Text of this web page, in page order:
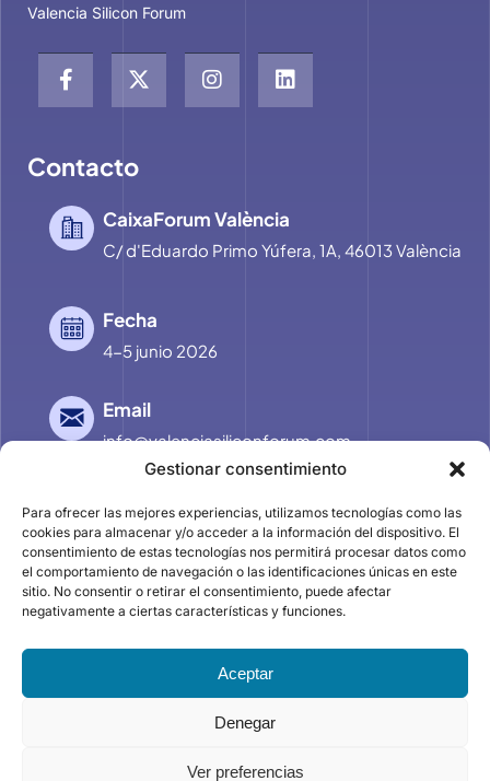
Gestionar consentimiento
Para ofrecer las mejores experiencias, utilizamos tecnologías como las
cookies para almacenar y/o acceder a la información del dispositivo. El
consentimiento de estas tecnologías nos permitirá procesar datos como
el comportamiento de navegación o las identificaciones únicas en este
sitio. No consentir o retirar el consentimiento, puede afectar
negativamente a ciertas características y funciones.
Aceptar
Denegar
Ver preferencias
Valencia Silicon Forum
Contacto
CaixaForum València
C/ d'Eduardo Primo Yúfera, 1A, 46013 València
Fecha
4-5 junio 2026
Email
info@valenciasiliconforum.com
Privacidad
Política de privacidad